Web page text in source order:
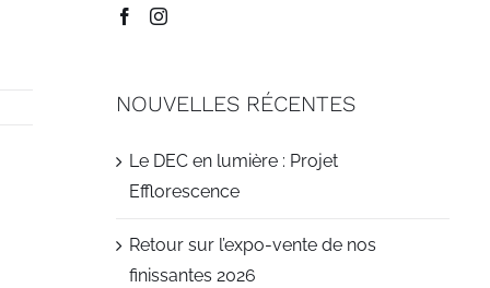
NOUVELLES RÉCENTES
Le DEC en lumière : Projet
Efflorescence
Retour sur l’expo-vente de nos
finissantes 2026